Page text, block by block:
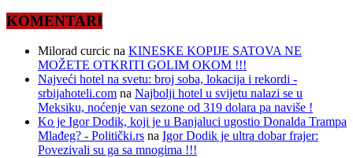
KOMENTARI
Milorad curcic na KINESKE KOPIJE SATOVA NE
MOŽETE OTKRITI GOLIM OKOM !!!
Najveći hotel na svetu: broj soba, lokacija i rekordi -
srbijahoteli.com na Najbolji hotel u svijetu nalazi se u
Meksiku, noćenje van sezone od 319 dolara pa naviše !
Ko je Igor Dodik, koji je u Banjaluci ugostio Donalda Trampa
Mlađeg? - Politički.rs na Igor Dodik je ultra dobar frajer:
Povezivali su ga sa mnogima !!!